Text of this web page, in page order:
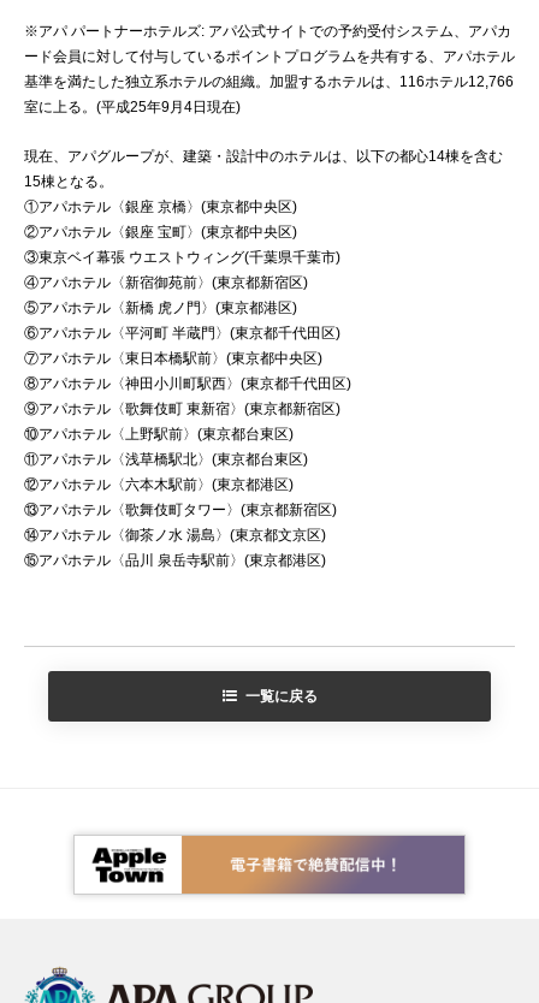
※アパ パートナーホテルズ: アパ公式サイトでの予約受付システム、アパカ
ード会員に対して付与しているポイントプログラムを共有する、アパホテル
基準を満たした独立系ホテルの組織。加盟するホテルは、116ホテル12,766
室に上る。(平成25年9月4日現在)
現在、アパグループが、建築・設計中のホテルは、以下の都心14棟を含む
15棟となる。
①アパホテル〈銀座 京橋〉(東京都中央区)
②アパホテル〈銀座 宝町〉(東京都中央区)
③東京ベイ幕張 ウエストウィング(千葉県千葉市)
④アパホテル〈新宿御苑前〉(東京都新宿区)
⑤アパホテル〈新橋 虎ノ門〉(東京都港区)
⑥アパホテル〈平河町 半蔵門〉(東京都千代田区)
⑦アパホテル〈東日本橋駅前〉(東京都中央区)
⑧アパホテル〈神田小川町駅西〉(東京都千代田区)
⑨アパホテル〈歌舞伎町 東新宿〉(東京都新宿区)
⑩アパホテル〈上野駅前〉(東京都台東区)
⑪アパホテル〈浅草橋駅北〉(東京都台東区)
⑫アパホテル〈六本木駅前〉(東京都港区)
⑬アパホテル〈歌舞伎町タワー〉(東京都新宿区)
⑭アパホテル〈御茶ノ水 湯島〉(東京都文京区)
⑮アパホテル〈品川 泉岳寺駅前〉(東京都港区)
一覧に戻る